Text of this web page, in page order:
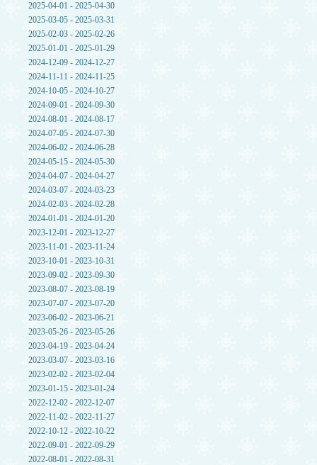
2025-04-01 - 2025-04-30
2025-03-05 - 2025-03-31
2025-02-03 - 2025-02-26
2025-01-01 - 2025-01-29
2024-12-09 - 2024-12-27
2024-11-11 - 2024-11-25
2024-10-05 - 2024-10-27
2024-09-01 - 2024-09-30
2024-08-01 - 2024-08-17
2024-07-05 - 2024-07-30
2024-06-02 - 2024-06-28
2024-05-15 - 2024-05-30
2024-04-07 - 2024-04-27
2024-03-07 - 2024-03-23
2024-02-03 - 2024-02-28
2024-01-01 - 2024-01-20
2023-12-01 - 2023-12-27
2023-11-01 - 2023-11-24
2023-10-01 - 2023-10-31
2023-09-02 - 2023-09-30
2023-08-07 - 2023-08-19
2023-07-07 - 2023-07-20
2023-06-02 - 2023-06-21
2023-05-26 - 2023-05-26
2023-04-19 - 2023-04-24
2023-03-07 - 2023-03-16
2023-02-02 - 2023-02-04
2023-01-15 - 2023-01-24
2022-12-02 - 2022-12-07
2022-11-02 - 2022-11-27
2022-10-12 - 2022-10-22
2022-09-01 - 2022-09-29
2022-08-01 - 2022-08-31